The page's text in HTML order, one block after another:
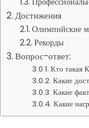
Достижения
Олимпийские
Рекорды
Вопрос-ответ:
Кто такая
Какие
Какие
Какие